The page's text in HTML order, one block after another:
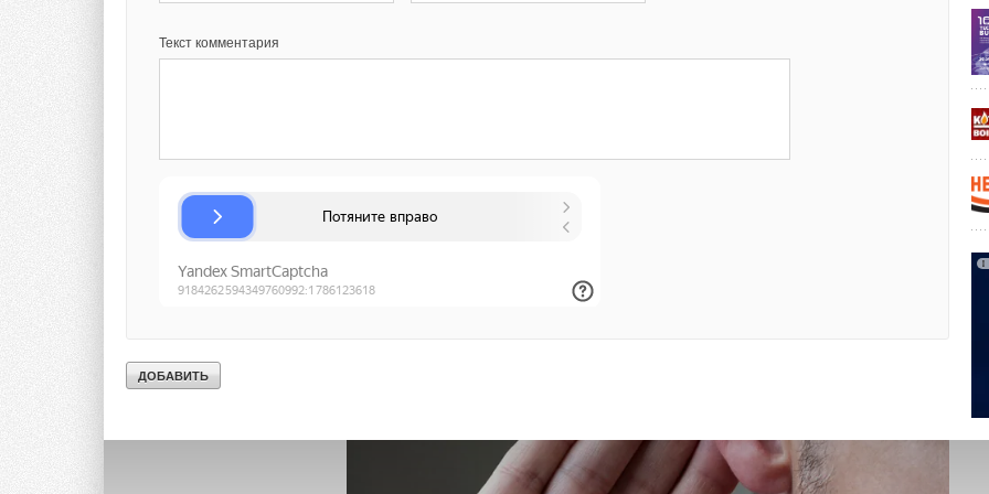
Текст комментария
сломанный ремень также вызывают визг. Для замены или ремонта ремня
громким визгом. Немедленно выключите кондиционер и позвоните мастеру.
Шипящий звук